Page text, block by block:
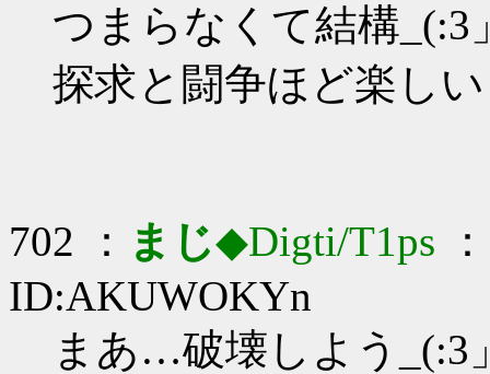
つまらなくて結構_(:3
探求と闘争ほど楽し
702 ： まじ◆Digti/T1ps
ID:AKUWOKYn
まあ…破壊しよう_(:3